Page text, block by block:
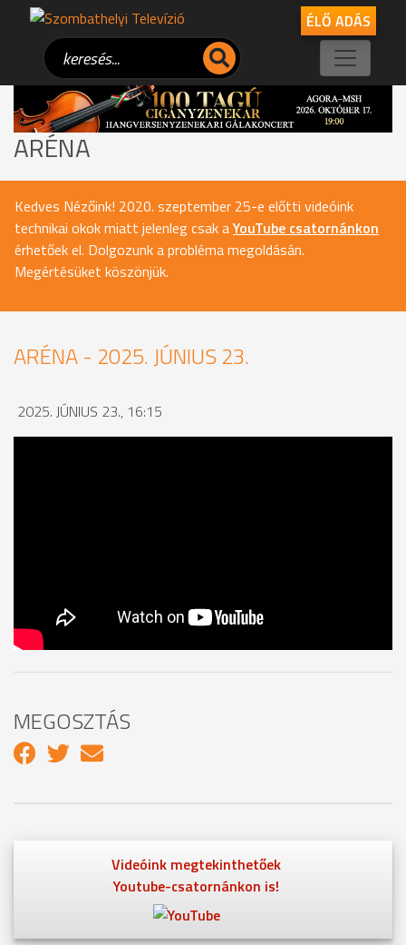
ÉLŐ ADÁS
ARÉNA
Kedves Nézőink! 2020. szeptember 25-e előtti videóink
technikai okok miatt jelenleg csak aYouTube csatornánkon
érhetőek el. Dolgozunk a probléma megoldásán.
Megértésüket köszönjük.
ARÉNA - 2025. JÚNIUS 23.
2025. JÚNIUS 23., 16:15
MEGOSZTÁS
Videóink megtekinthetőek
Youtube-csatornánkon is!